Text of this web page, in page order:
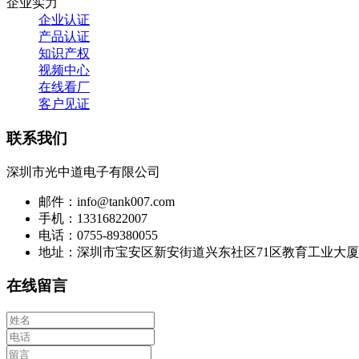
企业实力
企业认证
产品认证
知识产权
视频中心
在线看厂
客户见证
联系我们
深圳市光中道电子有限公司
邮件：info@tank007.com
手机：13316822007
电话：0755-89380055
地址：深圳市宝安区新安街道兴东社区71区教育工业大
在线留言